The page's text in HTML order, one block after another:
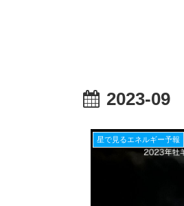
2023-09
星で見るエネルギー予報